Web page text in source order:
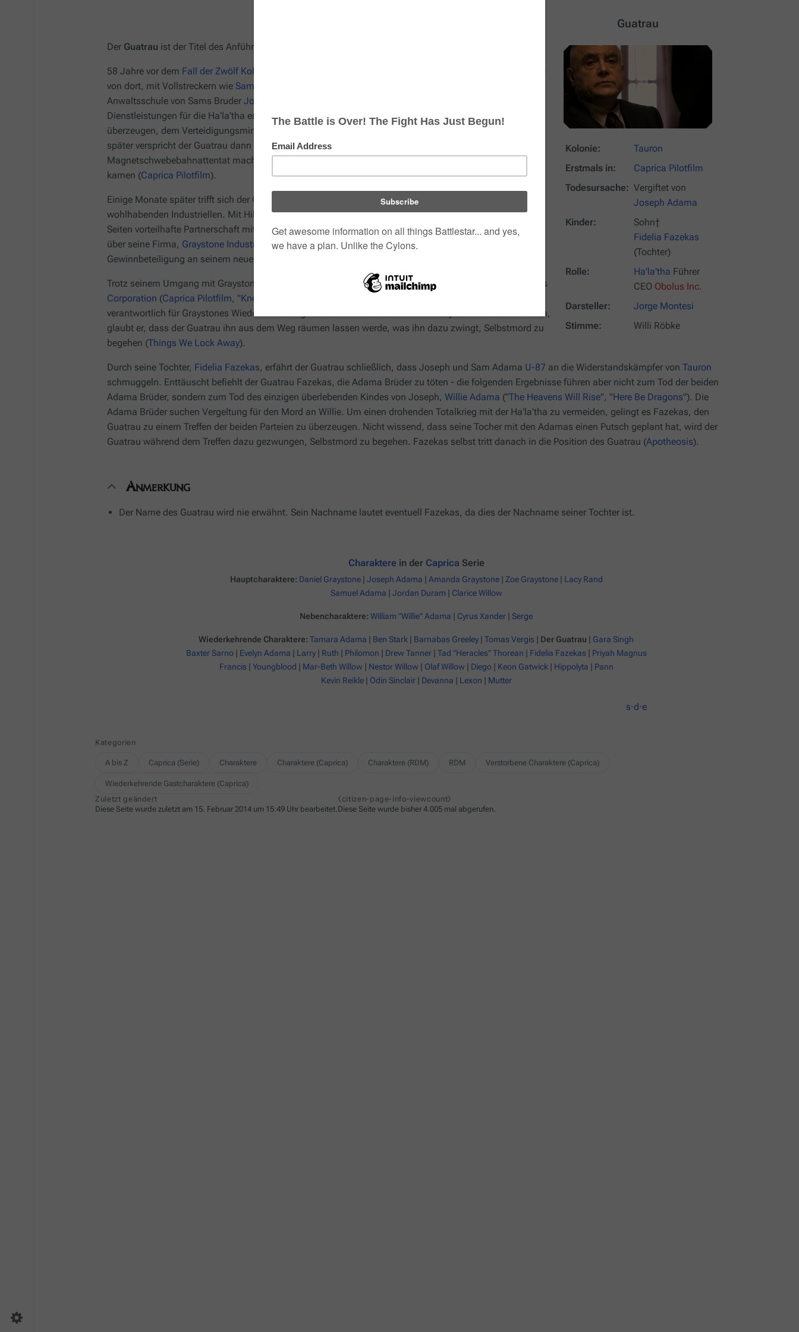
Guatrau
Kolonie:
Tauron
Erstmals in:
Caprica Pilotfilm
Todesursache: Vergiftet von
Joseph Adama
Kinder:
Sohn†
Fidelia Fazekas
(Tochter)
Rolle:
Ha'la'tha Führer
CEO Obolus Inc.
Darsteller:
Jorge Montesi
Stimme:
Willi Röbke
Der Guatrau ist der Titel des Anführers des
58 Jahre vor dem Fall der Zwölf Kolonien
und führt
von dort, mit Vollstreckern wie Sam Adama
Anwaltsschule von Sams Bruder Joseph Adama
Dienstleistungen für die Ha'la'tha erledigt. Der Guatrau trifft sich persönlich mit Joseph, um ihn davon zu
überzeugen, dem Verteidigungsminister Capricas,
, eine Drohung zu übermitteln. Etwas
später verspricht der Guatrau dann Joseph, dass er sich auf die Suche nach den Tätern dem
Magnetschwebebahnattentat machen wird, bei dem vor kurzem JosephsFrauundTochterums Leben
kamen (Caprica Pilotfilm).
Einige Monate später trifft sich der Guatrau mit
bei einer Versammlung von
wohlhabenden Industriellen. Mit Hilfe der beiden Adama Brüder, beschließt der Guatrau eine für beide
Seiten vorteilhafte Partnerschaft mit Graystone: Er bietet ihm an, bei der Wiedererlangung der Kontrolle
über seine Firma, Graystone Industries
, zu helfen. Im Gegenzug verspricht Graystone ihm
Gewinnbeteiligung an seinem neuesten Projekt -
Trotz seinem Umgang mit Graystone, ist der Guatrau ein persönlicher Freund von
Vergis
Corporation (Caprica Pilotfilm, "Know Thy Enemy
verantwortlich für Graystones Wiedereinsetzung als Vorstandsvorsitzender der Graystone Industries waren,
glaubt er, dass der Guatrau ihn aus dem Weg räumen lassen werde, was ihn dazu zwingt, Selbstmord zu
begehen (Things We Lock Away).
Durch seine Tochter, Fidelia Fazekas, erfährt der Guatrau schließlich, dass Joseph und Sam Adama U-87 an die Widerstandskämpfer von Tauron
schmuggeln. Enttäuscht befiehlt der Guatrau Fazekas, die Adama Brüder zu töten - die folgenden Ergebnisse führen aber nicht zum Tod der beiden
Adama Brüder, sondern zum Tod des einzigen überlebenden Kindes von Joseph, Willie Adama ("The Heavens Will Rise", "Here Be Dragons"). Die
Adama Brüder suchen Vergeltung für den Mord an Willie. Um einen drohenden Totalkrieg mit der Ha'la'tha zu vermeiden, gelingt es Fazekas, den
Guatrau zu einem Treffen der beiden Parteien zu überzeugen. Nicht wissend, dass seine Tocher mit den Adamas einen Putsch geplant hat, wird der
Guatrau während dem Treffen dazu gezwungen, Selbstmord zu begehen. Fazekas selbst tritt danach in die Position des Guatrau (Apotheosis).
Anmerkung
Der Name des Guatrau wird nie erwähnt. Sein Nachname lautet eventuell Fazekas, da dies der Nachname seiner Tochter ist.
Charaktere in der Caprica Serie
Hauptcharaktere: Daniel Graystone| Joseph Adama Amanda Graystone| Zoe Graystone| Lacy Rand
Samuel Adama
Jordan Duram Clarice Willow
Nebencharaktere: William "Willie" Adama Cyrus Xander Serge
Wiederkehrende Charaktere: Tamara Adama Ben Stark Barnabas Greeley Tomas Vergis Der Guatrau
Gara Singh
Baxter Sarno
Evelyn Adama Larry| Ruth Philomon Drew Tanner| Tad "Heracles" Thorean Fidelia Fazekas
Priyah Magnus
Francis
Youngblood Mar-Beth Willow Nestor Willow Olaf Willow Diego Keon Gatwick| Hippolyta
Pann
Kevin Reikle| Odin Sinclair| Devanna Lexon Mutter
s·d·e
Kategorien
A bis Z Caprica (Serie) Charaktere Charaktere (Caprica) Charaktere (RDM) RDM Verstorbene Charaktere (Caprica)
Wiederkehrende Gastcharaktere (Caprica)
Zuletzt geändert
Diese Seite wurde zuletzt am 15. Februar 2014 um 15:49 Uhr bearbeitet.
⧼citizen-page-info-viewcount⧽
Diese Seite wurde bisher 4.005 mal abgerufen.